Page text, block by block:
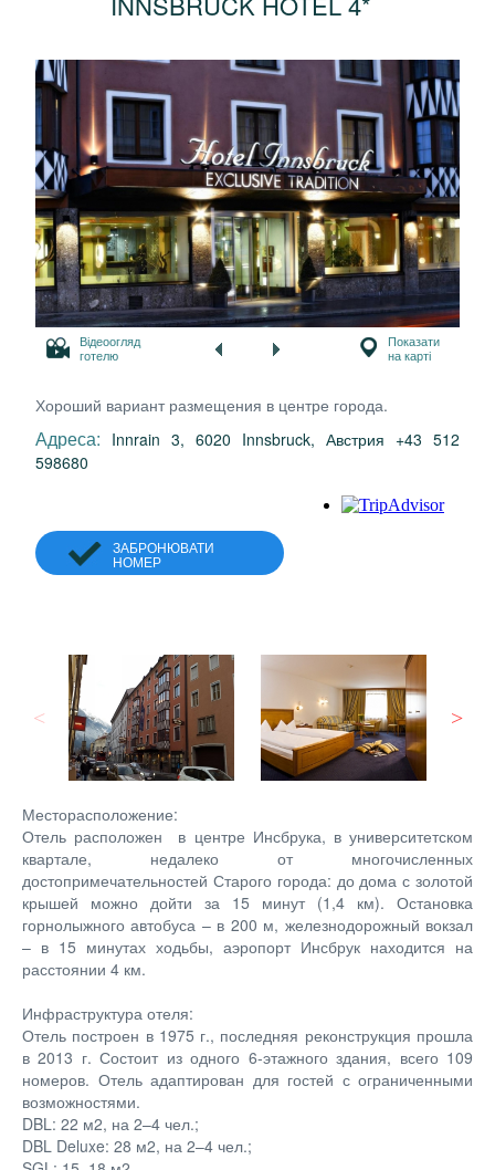
Відеоогляд
готелю
Показати
на карті
Хороший вариант размещения в центре города.
Адреса: Innrain 3, 6020 Innsbruck, Австрия +43 512
598680
ЗАБРОНЮВАТИ
НОМЕР
Месторасположение:
Отель расположен в центре Инсбрука, в университетском
квартале, недалеко от многочисленных
достопримечательностей Старого города: до дома с золотой
крышей можно дойти за 15 минут (1,4 км). Остановка
горнолыжного автобуса – в 200 м, железнодорожный вокзал
– в 15 минутах ходьбы, аэропорт Инсбрук находится на
расстоянии 4 км.
Инфраструктура отеля:
Отель построен в 1975 г., последняя реконструкция прошла
в 2013 г. Состоит из одного 6-этажного здания, всего 109
номеров. Отель адаптирован для гостей с ограниченными
возможностями.
DBL: 22 м2, на 2–4 чел.;
DBL Deluxe: 28 м2, на 2–4 чел.;